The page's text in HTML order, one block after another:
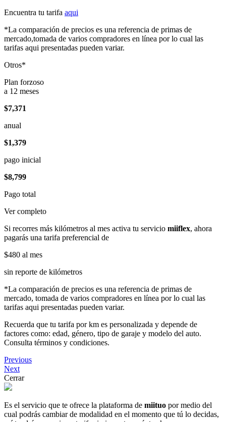
Encuentra tu tarifa aqui
*La comparación de precios es una referencia de primas de
mercado,tomada de varios compradores en línea por lo cual las
tarifas aqui presentadas pueden variar.
Otros*
Plan forzoso
a 12 meses
$7,371
anual
$1,379
pago inicial
$8,799
Pago total
Ver completo
Si recorres más kilómetros al mes activa tu servicio miiflex, ahora
pagarás una tarifa preferencial de
$480 al mes
sin reporte de kilómetros
*La comparación de precios es una referencia de primas de
mercado, tomada de varios compradores en línea por lo cual las
tarifas aqui presentadas pueden variar.
Recuerda que tu tarifa por km es personalizada y depende de
factores como: edad, género, tipo de garaje y modelo del auto.
Consulta términos y condiciones.
Previous
Next
Cerrar
Es el servicio que te ofrece la plataforma de miituo por medio del
cual podrás cambiar de modalidad en el momento que tú lo decidas,